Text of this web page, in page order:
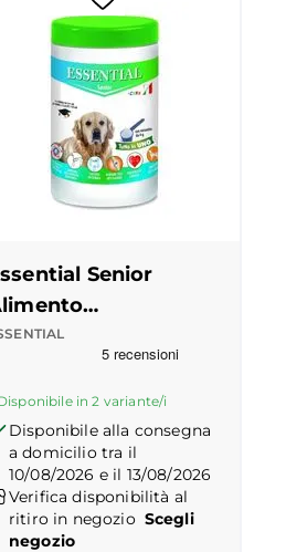
center
Senior
in
Truspilot del
in 2 variante/i
Disponibile alla consegna
a domicilio tra il
10/08/2026 e il 13/08/2026
Verifica disponibilità al
ritiro in negozio Scegli
negozio